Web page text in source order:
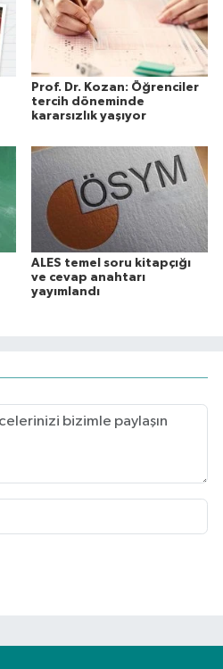
Prof. Dr. Kozan: Öğrenciler
tercih döneminde
kararsızlık yaşıyor
ALES temel soru kitapçığı
ve cevap anahtarı
yayımlandı